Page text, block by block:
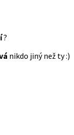
?
nikdo jiný než ty :)